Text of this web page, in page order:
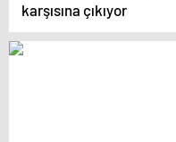
karşısına çıkıyor